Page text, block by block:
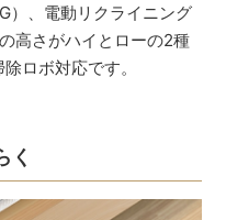
）、電動リクライニング
高さがハイとローの2種
ロボ対応です。
く